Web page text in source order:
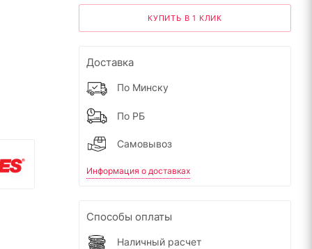
КУПИТЬ В 1 КЛИК
Доставка
По Минску
По РБ
Самовывоз
Информация о доставках
Способы оплаты
Наличный расчет